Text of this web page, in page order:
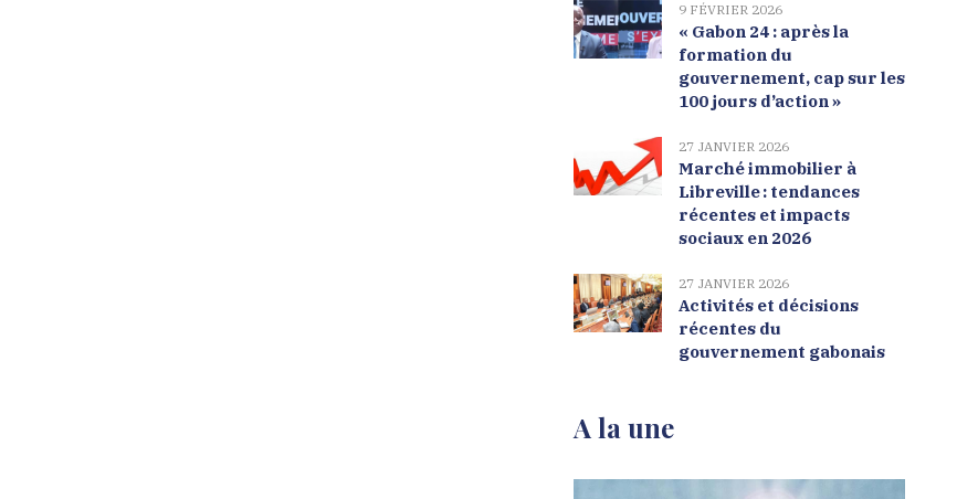
9 FÉVRIER 2026
« Gabon 24 : après la
formation du
gouvernement, cap sur les
100 jours d’action »
27 JANVIER 2026
Marché immobilier à
Libreville : tendances
récentes et impacts
sociaux en 2026
27 JANVIER 2026
Activités et décisions
récentes du
gouvernement gabonais
A la une